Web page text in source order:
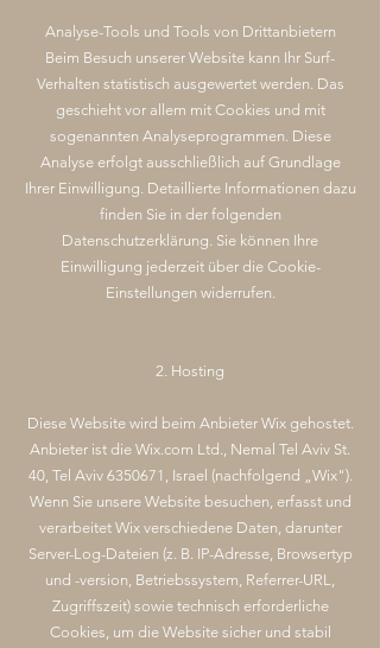
Analyse-Tools und Tools von Drittanbietern
Beim Besuch unserer Website kann Ihr Surf-
Verhalten statistisch ausgewertet werden. Das
geschieht vor allem mit Cookies und mit
sogenannten Analyseprogrammen. Diese
Analyse erfolgt ausschließlich auf Grundlage
Ihrer Einwilligung. Detaillierte Informationen dazu
finden Sie in der folgenden
Datenschutzerklärung. Sie können Ihre
Einwilligung jederzeit über die Cookie-
Einstellungen widerrufen.
2. Hosting
Diese Website wird beim Anbieter Wix gehostet.
Anbieter ist die Wix.com Ltd., Nemal Tel Aviv St.
40, Tel Aviv 6350671 , Israel (nachfolgend „Wix").
Wenn Sie unsere Website besuchen, erfasst und
verarbeitet Wix verschiedene Daten, darunter
Server-Log-Dateien (z. B. IP-Adresse, Browsertyp
und -version, Betriebssystem, Referrer-URL,
Zugriffszeit) sowie technisch erforderliche
Cookies, um die Website sicher und stabil